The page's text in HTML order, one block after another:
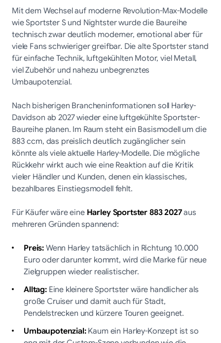
Mit dem Wechsel auf moderne Revolution-Max-Modelle
wie Sportster S und Nightster wurde die Baureihe
technisch zwar deutlich moderner, emotional aber für
viele Fans schwieriger greifbar. Die alte Sportster stand
für einfache Technik, luftgekühlten Motor, viel Metall,
viel Zubehör und nahezu unbegrenztes
Umbaupotenzial.
Nach bisherigen Brancheninformationen soll Harley-
Davidson ab 2027 wieder eine luftgekühlte Sportster-
Baureihe planen. Im Raum steht ein Basismodell um die
883 ccm, das preislich deutlich zugänglicher sein
könnte als viele aktuelle Harley-Modelle. Die mögliche
Rückkehr wirkt auch wie eine Reaktion auf die Kritik
vieler Händler und Kunden, denen ein klassisches,
bezahlbares Einstiegsmodell fehlt.
Für Käufer wäre eineHarley Sportster 883 2027aus
mehreren Gründen spannend:
Preis:Wenn Harley tatsächlich in Richtung 10.000
Euro oder darunter kommt, wird die Marke für neue
Zielgruppen wieder realistischer.
Alltag:Eine kleinere Sportster wäre handlicher als
große Cruiser und damit auch für Stadt,
Pendelstrecken und kürzere Touren geeignet.
Umbaupotenzial:Kaum ein Harley-Konzept ist so